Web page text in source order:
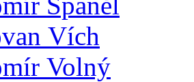
Vích
Volný